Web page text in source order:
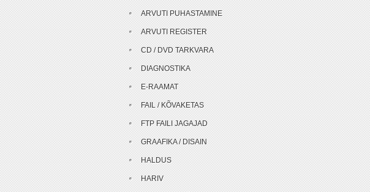
ARVUTI PUHASTAMINE
ARVUTI REGISTER
CD / DVD TARKVARA
DIAGNOSTIKA
E-RAAMAT
FAIL / KÕVAKETAS
FTP FAILI JAGAJAD
GRAAFIKA / DISAIN
HALDUS
HARIV